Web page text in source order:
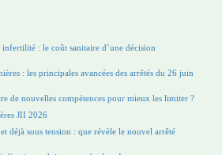
infertilité : le coût sanitaire d’une décision
: les principales avancées des arrêtés du 26 juin
de nouvelles compétences pour mieux les limiter ?
JII 2026
déjà sous tension : que révèle le nouvel arrêté